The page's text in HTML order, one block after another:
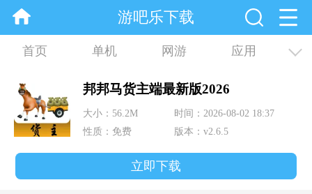
游吧乐下载
首页 单机 网游 应用
资讯 合集
邦邦马货主端最新版2026
大小：56.2M
时间：2026-08-02 18:37
性质：免费
版本：v2.6.5
立即下载